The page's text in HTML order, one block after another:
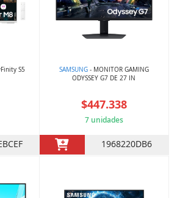
S5 SAMSUNG- MONITOR GAMING
ODYSSEY G7 DE 27 IN
$447.338
7 unidades
1968220DB6